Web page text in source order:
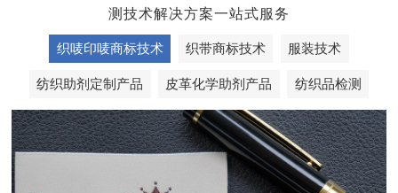
测技术解决方案一站式服务
织唛印唛商标技术 织带商标技术 服装技术
纺织助剂定制产品 皮革化学助剂产品 纺织品检测